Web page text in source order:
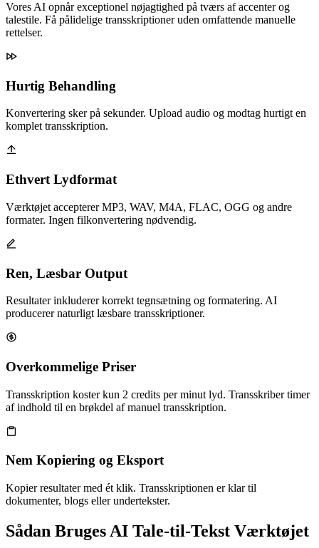
Vores AI opnår exceptionel nøjagtighed på tværs af accenter og
talestile. Få pålidelige transskriptioner uden omfattende manuelle
rettelser.
Hurtig Behandling
Konvertering sker på sekunder. Upload audio og modtag hurtigt en
komplet transskription.
Ethvert Lydformat
Værktøjet accepterer MP3, WAV, M4A, FLAC, OGG og andre
formater. Ingen filkonvertering nødvendig.
Ren, Læsbar Output
Resultater inkluderer korrekt tegnsætning og formatering. AI
producerer naturligt læsbare transskriptioner.
Overkommelige Priser
Transskription koster kun 2 credits per minut lyd. Transskriber timer
af indhold til en brøkdel af manuel transskription.
Nem Kopiering og Eksport
Kopier resultater med ét klik. Transskriptionen er klar til
dokumenter, blogs eller undertekster.
Sådan Bruges AI Tale-til-Tekst Værktøjet